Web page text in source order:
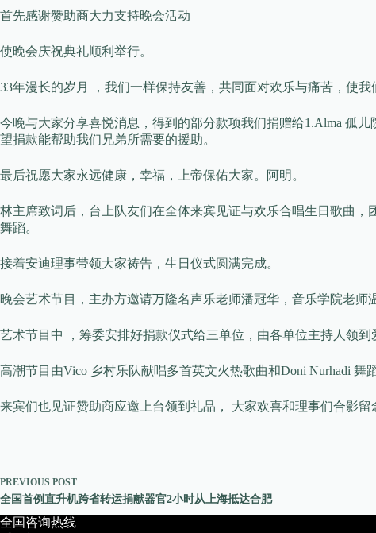
首先感谢赞助商大力支持晚会活动
使晚会庆祝典礼顺利举行。
33年漫长的岁月 ，我们一样保持友善，共同面对欢乐与痛苦，使
今晚与大家分享喜悦消息，得到的部分款项我们捐赠给1.Alma 孤儿院
望捐款能帮助我们兄弟所需要的援助。
最后祝愿大家永远健康，幸福，上帝保佑大家。阿明。
林主席致词后，台上队友们在全体来宾见证与欢乐合唱生日歌曲
舞蹈。
接着安迪理事带领大家祷告，生日仪式圆满完成。
晚会艺术节目，主办方邀请万隆名声乐老师潘冠华，音乐学院老
艺术节目中 ，筹委安排好捐款仪式给三单位，由各单位主持人领
高潮节目由Vico 乡村乐队献唱多首英文火热歌曲和Doni Nurhadi 舞
来宾们也见证赞助商应邀上台领到礼品， 大家欢喜和理事们合影留
PREVIOUS POST
全国首例直升机跨省转运捐献器官2小时从上海抵达合肥
全国咨询热线